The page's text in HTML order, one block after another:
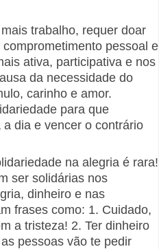
trabalho, requer doar
pessoal e
ativa, participativa e nos
da necessidade do
carinho e amor.
para que
dia e vencer o contrário
na alegria é rara!
ser solidárias nos
dinheiro e nas
frases como: 1. Cuidado,
a tristeza! 2. Ter dinheiro
pessoas vão te pedir